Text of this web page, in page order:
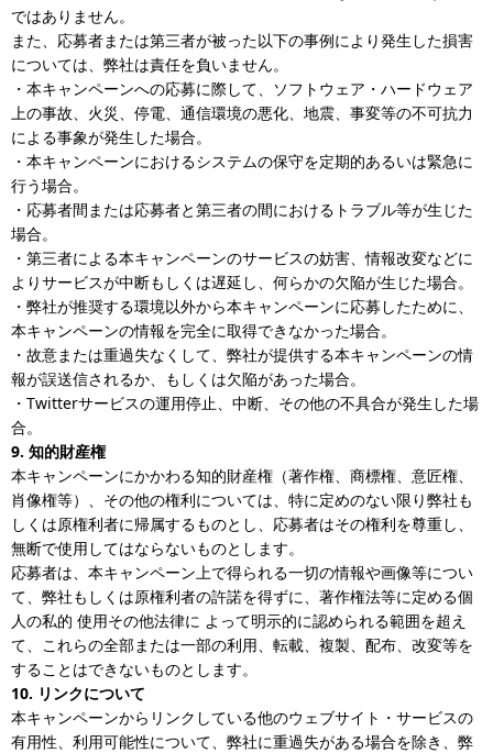
ではありません。
また、応募者または第三者が被った以下の事例により発生した損害
については、弊社は責任を負いません。
・本キャンペーンへの応募に際して、ソフトウェア・ハードウェア
上の事故、火災、停電、通信環境の悪化、地震、事変等の不可抗力
による事象が発生した場合。
・本キャンペーンにおけるシステムの保守を定期的あるいは緊急に
行う場合。
・応募者間または応募者と第三者の間におけるトラブル等が生じた
場合。
・第三者による本キャンペーンのサービスの妨害、情報改変などに
よりサービスが中断もしくは遅延し、何らかの欠陥が生じた場合。
・弊社が推奨する環境以外から本キャンペーンに応募したために、
本キャンペーンの情報を完全に取得できなかった場合。
・故意または重過失なくして、弊社が提供する本キャンペーンの情
報が誤送信されるか、もしくは欠陥があった場合。
・Twitterサービスの運用停止、中断、その他の不具合が発生した場
合。
9. 知的財産権
本キャンペーンにかかわる知的財産権（著作権、商標権、意匠権、
肖像権等）、その他の権利については、特に定めのない限り弊社も
しくは原権利者に帰属するものとし、応募者はその権利を尊重し、
無断で使用してはならないものとします。
応募者は、本キャンペーン上で得られる一切の情報や画像等につい
て、弊社もしくは原権利者の許諾を得ずに、著作権法等に定める個
人の私的 使用その他法律に よって明示的に認められる範囲を超え
て、これらの全部または一部の利用、転載、複製、配布、改変等を
することはできないものとします。
10. リンクについて
本キャンペーンからリンクしている他のウェブサイト・サービスの
有用性、利用可能性について、弊社に重過失がある場合を除き、弊